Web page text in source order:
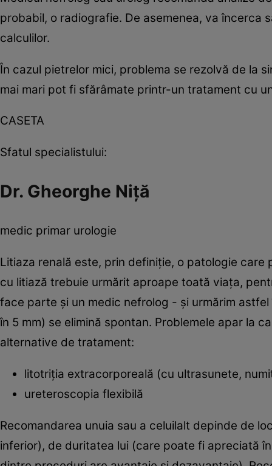
probabil, o radiografie. De asemenea, va încerca
calculilor.
În cazul pietrelor mici, problema se rezolvă de la
mai mari pot fi sfărâmate printr-un tratament cu
CASETA
Sfatul specialistului:
Dr. Gheorghe Niţă
medic primar urologie
Litiaza renală este, prin definiţie, o patologie
cu litiază trebuie urmărit aproape toată viaţa,
face parte şi un medic nefrolog - şi urmărim
în 5 mm) se elimină spontan. Problemele apar la
alternative de tratament:
litotriţia extracorporeală (cu ultrasunete,
ureteroscopia flexibilă
Recomandarea unuia sau a celuilalt depinde de
inferior), de duritatea lui (care poate fi apreciată